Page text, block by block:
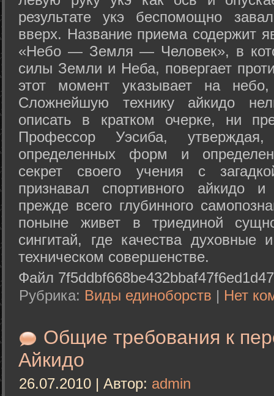
результате укэ беспомощно
вверх. Название приема содержит
«Небо — Земля — Человек», в
силы Земли и Неба, повергает
этот момент указывает на
Сложнейшую технику айкидо
описать в кратком очерке, ни
Профессор Уэсиба,
определенных форм и
секрет своего учения с
признавал спортивного айкидо
прежде всего глубинного
поныне живет в триединой
сингитай, где качества духовные
техническом совершенстве.
Файл
Рубрика: Виды единоборств | Нет
Общие требования к
Айкидо
26.07.2010 | Автор: admin